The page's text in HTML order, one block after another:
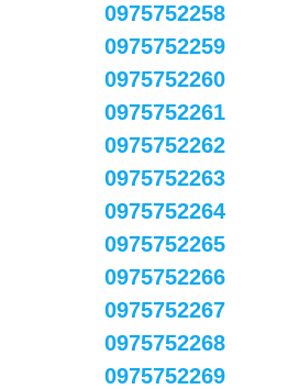
0975752258
0975752259
0975752260
0975752261
0975752262
0975752263
0975752264
0975752265
0975752266
0975752267
0975752268
0975752269